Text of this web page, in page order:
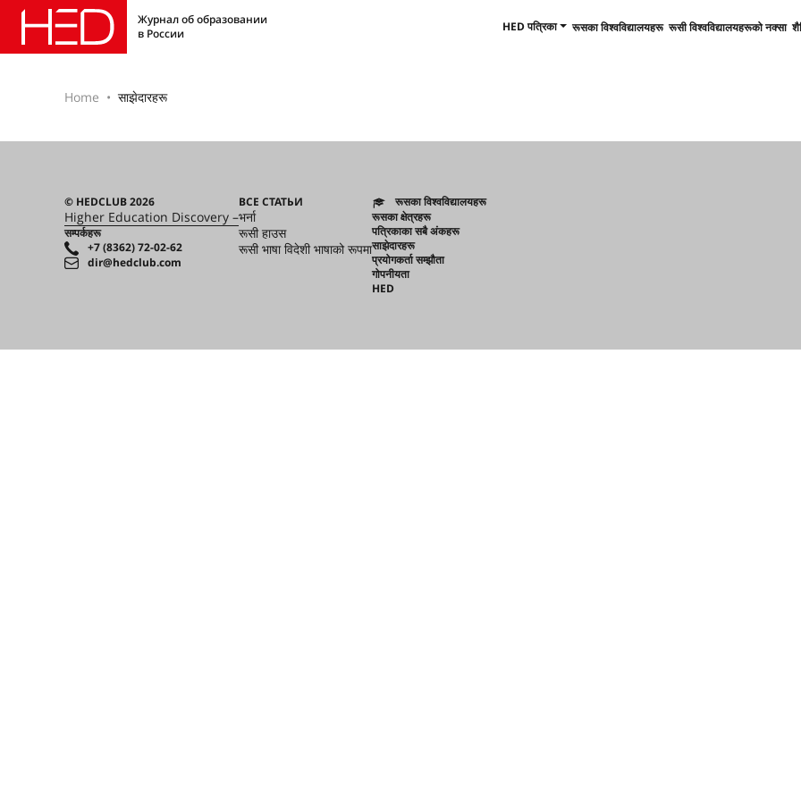
Журнал об образовании
в России
HED पत्रिका रूसका विश्वविद्यालयहरू रूसी विश्वविद्यालयहरूको नक्सा
Home साझेदारहरू
© HEDCLUB 2026
Higher Education Discovery –
सम्पर्कहरू
+7 (8362) 72-02-62
dir@hedclub.com
ВСЕ СТАТЬИ
भर्ना
रूसी हाउस
रूसी भाषा विदेशी भाषाको रूपमा
रूसका विश्वविद्यालयहरू
रूसका क्षेत्रहरू
पत्रिकाका सबै अंकहरू
साझेदारहरू
प्रयोगकर्ता सम्झौता
गोपनीयता
HED